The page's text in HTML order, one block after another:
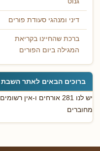
דיני ומנהגי סעודת פורים
ברכת שהחיינו בקריאת
המגילה ביום הפורים
ברוכים הבאים לאתר השבת
יש לנו 281 אורחים ו-אין רשומים
מחוברים